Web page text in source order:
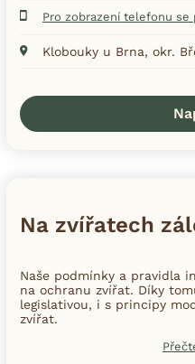
Pro zobrazení telefonu se
Klobouky u Brna, okr.
Na zvířatech
Naše podmínky a pravidla
na ochranu zvířat. Díky
legislativou, i s principy
zvířat.